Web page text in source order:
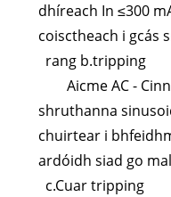
dhíreach In ≤300
coisctheach i gcás
rang b.tripping
Aicme AC -
shruthanna
chuirtear i
ardóidh siad go
c.Cuar tripping